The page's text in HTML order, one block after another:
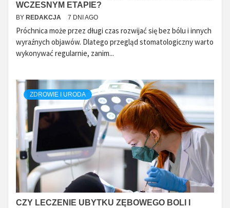
WCZESNYM ETAPIE?
BY REDAKCJA 7 DNI AGO
Próchnica może przez długi czas rozwijać się bez bólu i innych
wyraźnych objawów. Dlatego przegląd stomatologiczny warto
wykonywać regularnie, zanim...
ZDROWIE I URODA
CZY LECZENIE UBYTKU ZĘBOWEGO BOLI I